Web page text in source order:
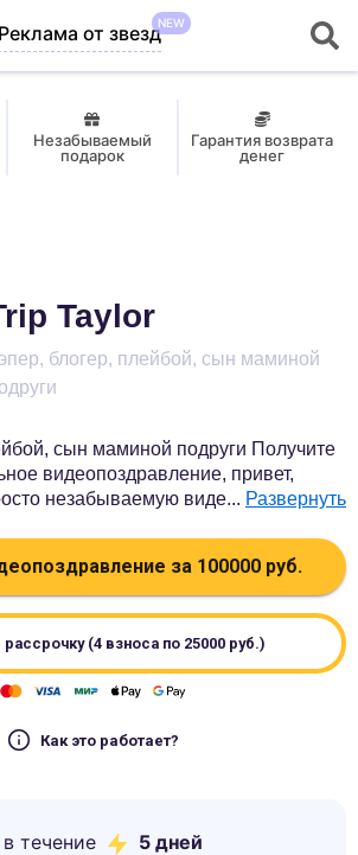
Реклама от звездNEW
Незабываемый
подарок
Гарантия возврата
денег
Taylor
блогер, плейбой, сын маминой
сын маминой подруги Получите
видеопоздравление, привет,
незабываемую виде... Развернуть
за 100000 руб.
рассрочку (4 взноса по 25000руб.)
Как это работает?
течение 5 дней